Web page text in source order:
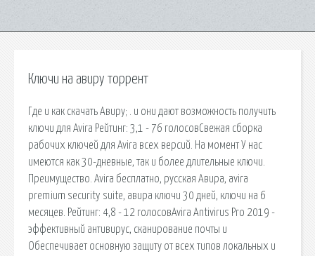
Ключи на авиру торрент
Где и как скачать Авиру; . и они дают возможность получить
ключи для Avira Рейтинг: 3,1 - 76 голосовСвежая сборка
рабочих ключей для Avira всех версий. На момент У нас
имеются как 30-дневные, так и более длительные ключи.
Преимущество. Avira бесплатно, русская Авира, avira
premium security suite, авира ключи 30 дней, ключи на 6
месяцев. Рейтинг: 4,8 - 12 голосовAvira Antivirus Pro 2019 -
эффективный антивирус, сканирование почты и
Обеспечивает основную защиту от всех типов локальных и